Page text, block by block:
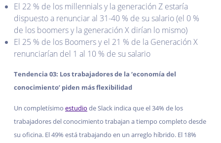
El 22 % de los millennials y la generación Z estaría
dispuesto a renunciar al 31-40 % de su salario (el 0 %
de los boomers y la generación X dirían lo mismo)
El 25 % de los Boomers y el 21 % de la Generación X
renunciarían del 1 al 10 % de su salario
Tendencia 03: Los trabajadores de la ‘economía del
conocimiento’ piden más flexibilidad
Un completísimo estudio de Slack indica que el 34% de los
trabajadores del conocimiento trabajan a tiempo completo desde
su oficina. El 49% está trabajando en un arreglo híbrido. El 18%